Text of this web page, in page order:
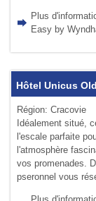
Plus
Easy by
Hôtel Unicus
Région: Cracovie
Idéalement situé,
l'escale parfaite
l'atmosphère
vos promenades.
pseronnel vous